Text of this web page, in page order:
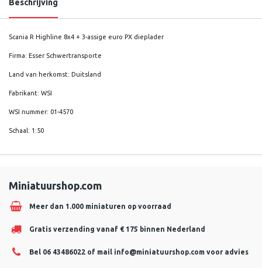
Beschrijving
Scania R Highline 8x4 + 3-assige euro PX dieplader
Firma: Esser Schwertransporte
Land van herkomst: Duitsland
Fabrikant: WSI
WSI nummer: 01-4570
Schaal: 1:50
Miniatuurshop.com
Meer dan 1.000 miniaturen op voorraad
Gratis verzending vanaf € 175 binnen Nederland
Bel 06 43486022 of mail info@miniatuurshop.com voor advies